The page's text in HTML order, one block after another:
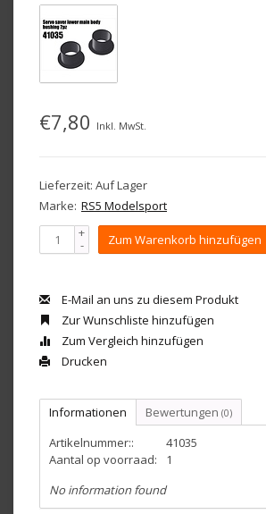
€7,80 Inkl. MwSt.
Lieferzeit: Auf Lager
Marke: RS5 Modelsport
+
- Zum Warenkorb hinzufügen
E-Mail an uns zu diesem Produkt
Zur Wunschliste hinzufügen
Zum Vergleich hinzufügen
Drucken
Informationen Bewertungen (0)
Artikelnummer::
41035
Aantal op voorraad:
1
No information found